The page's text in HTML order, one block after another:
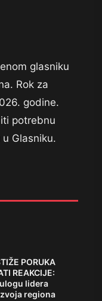
glasniku
Rok za
godine.
potrebnu
Glasniku.
PORUKA
REAKCIJE:
lidera
regiona